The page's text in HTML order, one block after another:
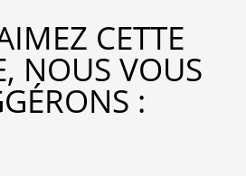
CETTE
NOUS VOUS
: